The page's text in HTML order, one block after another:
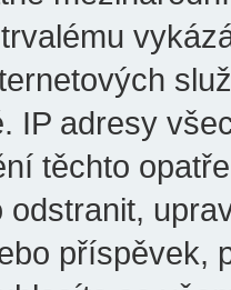
IP adresy
těchto
odstranit,
příspěvek,